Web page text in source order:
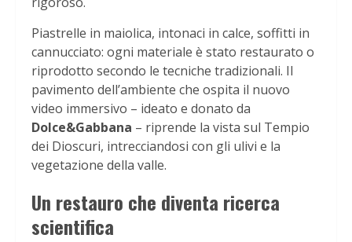
Piastrelle in maiolica, intonaci in calce, soffitti in
cannucciato: ogni materiale è stato restaurato o
riprodotto secondo le tecniche tradizionali. Il
pavimento dell’ambiente che ospita il nuovo
video immersivo – ideato e donato da
Dolce&Gabbana – riprende la vista sul Tempio
dei Dioscuri, intrecciandosi con gli ulivi e la
vegetazione della valle.
Un restauro che diventa ricerca
scientifica